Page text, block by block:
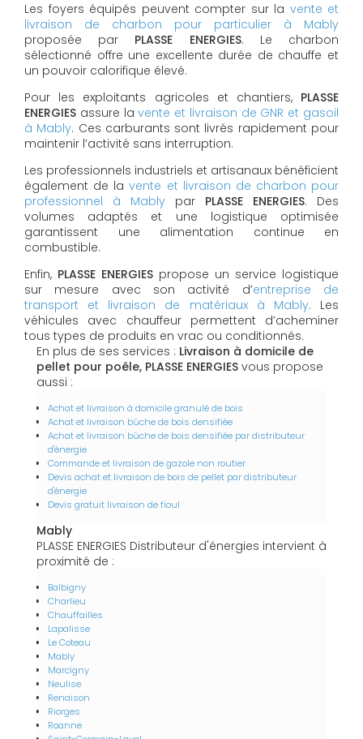
Les foyers équipés peuvent compter sur la vente et
livraison de charbon pour particulier à Mably
proposée par PLASSE ENERGIES. Le charbon
sélectionné offre une excellente durée de chauffe et
un pouvoir calorifique élevé.
Pour les exploitants agricoles et chantiers, PLASSE
ENERGIES assure lavente et livraison de GNR et gasoil
à Mably. Ces carburants sont livrés rapidement pour
maintenir l’activité sans interruption.
Les professionnels industriels et artisanaux bénéficient
également de lavente et livraison de charbon pour
professionnel à Mably par PLASSE ENERGIES. Des
volumes adaptés et une logistique optimisée
garantissent une alimentation continue en
combustible.
Enfin, PLASSE ENERGIES propose un service logistique
sur mesure avec son activité d’entreprise de
transport et livraison de matériaux à Mably. Les
véhicules avec chauffeur permettent d’acheminer
tous types de produits en vrac ou conditionnés.
En plus de ses services : Livraison à domicile de
pellet pour poêle, PLASSE ENERGIES vous propose
aussi :
Achat et livraison à domicile granulé de bois
Achat et livraison bûche de bois densifiée
Achat et livraison bûche de bois densifiée par distributeur
d'énergie
Commande et livraison de gazole non routier
Devis achat et livraison de bois de pellet par distributeur
d'énergie
Devis gratuit livraison de fioul
Mably
PLASSE ENERGIES Distributeur d'énergies intervient à
proximité de :
Balbigny
Charlieu
Chauffailles
Lapalisse
Le Coteau
Mably
Marcigny
Neulise
Renaison
Riorges
Roanne